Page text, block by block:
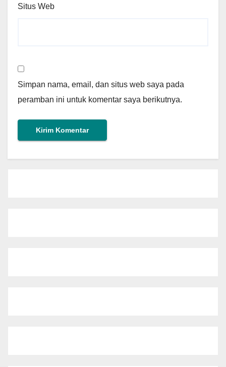
Situs Web
Simpan nama, email, dan situs web saya pada
peramban ini untuk komentar saya berikutnya.